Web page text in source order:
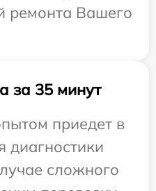
ремонта Вашего
за 35 минут
приедет в
диагностики
сложного